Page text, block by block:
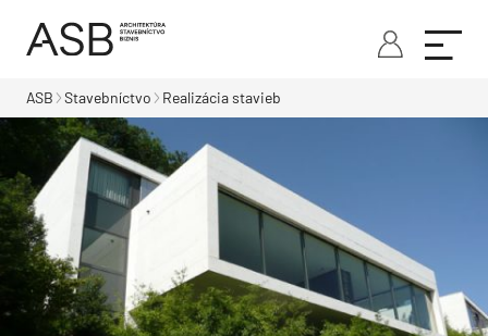
ASB Stavebníctvo Realizácia stavieb